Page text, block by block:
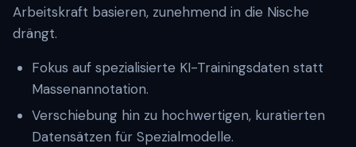
Arbeitskraft basieren, zunehmend in die Nische
drängt.
Fokus auf spezialisierte KI-Trainingsdaten statt
Massenannotation.
Verschiebung hin zu hochwertigen, kuratierten
Datensätzen für Spezialmodelle.